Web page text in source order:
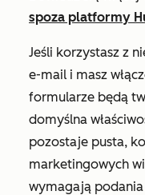
spoza platformy
Jeśli korzystasz z
e-mail i masz
formularze będą
domyślna
pozostaje pusta,
marketingowych
wymagają podania